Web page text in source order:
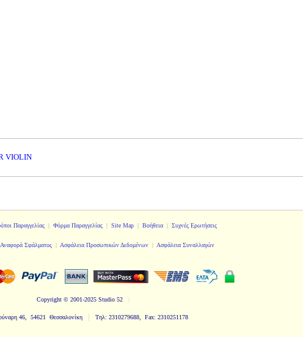
VIOLIN
Παραγγελίας| Φόρμα Παραγγελίας| Site Map| Βοήθεια| Συχνές Ερωτήσεις
Αναφορά Σφάλματος | Ασφάλεια Προσωπικών Δεδομένων | Ασφάλεια Συναλλαγών
Copyright © 2001-2025 Studio 52
46, 54621 Θεσσαλονίκη | Τηλ: 2310279688, Fax: 2310251178